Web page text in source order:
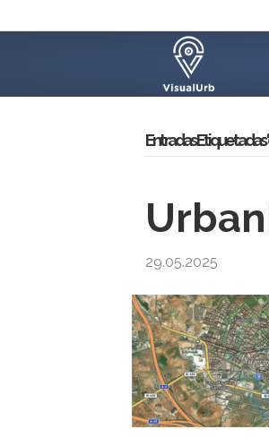
Entradas Etiquetadas
29.05.2025